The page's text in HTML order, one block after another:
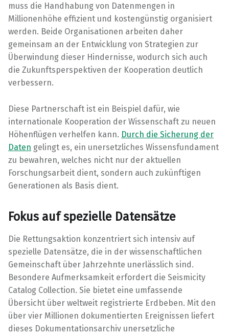
muss die Handhabung von Datenmengen in
Millionenhöhe effizient und kostengünstig organisiert
werden. Beide Organisationen arbeiten daher
gemeinsam an der Entwicklung von Strategien zur
Überwindung dieser Hindernisse, wodurch sich auch
die Zukunftsperspektiven der Kooperation deutlich
verbessern.
Diese Partnerschaft ist ein Beispiel dafür, wie
internationale Kooperation der Wissenschaft zu neuen
Höhenflügen verhelfen kann. Durch die Sicherung der
Daten gelingt es, ein unersetzliches Wissensfundament
zu bewahren, welches nicht nur der aktuellen
Forschungsarbeit dient, sondern auch zukünftigen
Generationen als Basis dient.
Fokus auf spezielle Datensätze
Die Rettungsaktion konzentriert sich intensiv auf
spezielle Datensätze, die in der wissenschaftlichen
Gemeinschaft über Jahrzehnte unerlässlich sind.
Besondere Aufmerksamkeit erfordert die Seismicity
Catalog Collection. Sie bietet eine umfassende
Übersicht über weltweit registrierte Erdbeben. Mit den
über vier Millionen dokumentierten Ereignissen liefert
dieses Dokumentationsarchiv unersetzliche